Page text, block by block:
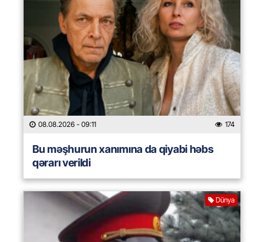
08.08.2026 - 09:11 174
Bu məşhurun xanımına da qiyabi həbs
qərarı verildi
Dünya